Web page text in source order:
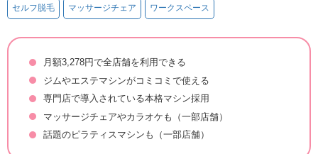
セルフ脱毛 マッサージチェア ワークスペース
月額3,278円で全店舗を利用できる
ジムやエステマシンがコミコミで使える
専門店で導入されている本格マシン採用
マッサージチェアやカラオケも（一部店舗）
話題のピラティスマシンも（一部店舗）